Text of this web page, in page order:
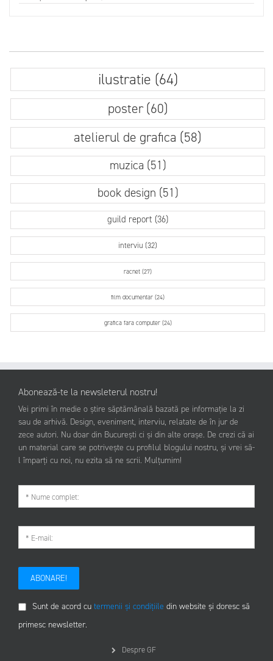
ilustratie (64)
poster (60)
atelierul de grafica (58)
muzica (51)
book design (51)
guild report (36)
interviu (32)
racnet (27)
film documentar (24)
grafica fara computer (24)
Abonează-te la newsleterul nostru!
Vei primi în medie o știre săptămânală bazată pe informație la zi
sau de arhivă. Design, eveniment, interviu, relatate de în jur de
zece autori. Nu doar din București ci și din alte orașe. De crezi că ai
un material care se potrivește cu profilul blogului nostru, și vrei să-
l împarți cu noi, nu ezita să ne scrii. Mulțumim!
ABONARE!
Sunt de acord cu termenii și condițiile din website și doresc să
primesc newsletter.
Despre GF